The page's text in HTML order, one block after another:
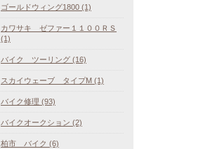
ゴールドウィング1800 (1)
カワサキ ゼファー１１００ＲＳ
(1)
バイク ツーリング (16)
スカイウェーブ タイプM (1)
バイク修理 (93)
バイクオークション (2)
柏市 バイク (6)